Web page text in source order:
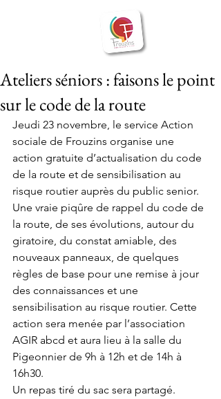
Ateliers séniors : faisons le point
sur le code de la route
Jeudi 23 novembre, le service Action
sociale de Frouzins organise une
action gratuite d’actualisation du code
de la route et de sensibilisation au
risque routier auprès du public senior.
Une vraie piqûre de rappel du code de
la route, de ses évolutions, autour du
giratoire, du constat amiable, des
nouveaux panneaux, de quelques
règles de base pour une remise à jour
des connaissances et une
sensibilisation au risque routier. Cette
action sera menée par l’association
AGIR abcd et aura lieu à la salle du
Pigeonnier de 9h à 12h et de 14h à
16h30.
Un repas tiré du sac sera partagé.